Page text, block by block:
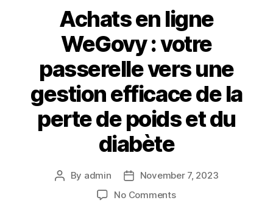
Achats en ligne
WeGovy : votre
passerelle vers une
gestion efficace de la
perte de poids et du
diabète
Post
By admin
Post
date
November 7, 2023
No Commentson